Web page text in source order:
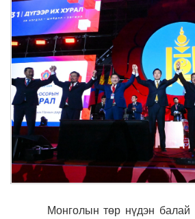
Монголын төр нүдэн балай